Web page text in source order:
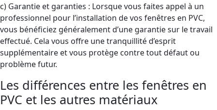
c) Garantie et garanties : Lorsque vous faites appel à un
professionnel pour l’installation de vos fenêtres en PVC,
vous bénéficiez généralement d’une garantie sur le travail
effectué. Cela vous offre une tranquillité d’esprit
supplémentaire et vous protège contre tout défaut ou
problème futur.
Les différences entre les fenêtres en
PVC et les autres matériaux